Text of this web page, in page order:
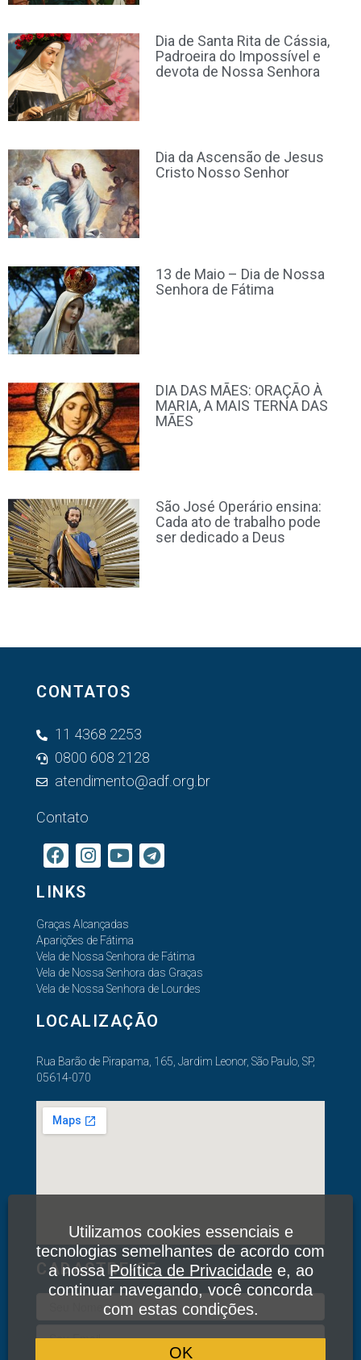
Dia de Santa Rita de Cássia,
Padroeira do Impossível e
devota de Nossa Senhora
Dia da Ascensão de Jesus
Cristo Nosso Senhor
13 de Maio – Dia de Nossa
Senhora de Fátima
DIA DAS MÃES: ORAÇÃO À
MARIA, A MAIS TERNA DAS
MÃES
São José Operário ensina:
Cada ato de trabalho pode
ser dedicado a Deus
CONTATOS
11 4368 2253
0800 608 2128
atendimento@adf.org.br
Contato
LINKS
Graças Alcançadas
Aparições de Fátima
Vela de Nossa Senhora de Fátima
Vela de Nossa Senhora das Graças
Vela de Nossa Senhora de Lourdes
LOCALIZAÇÃO
Rua Barão de Pirapama, 165, Jardim Leonor, São Paulo, SP,
05614-070
CADASTRE-SE
Utilizamos cookies essenciais e
tecnologias semelhantes de acordo com
a nossaPolítica de Privacidadee, ao
continuar navegando, você concorda
com estas condições.
OK